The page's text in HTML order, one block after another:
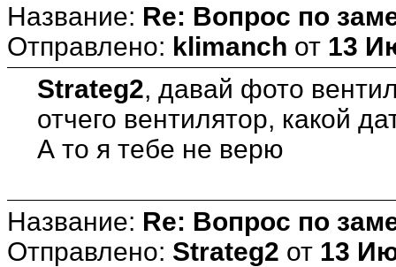
Название: Re: Вопрос по
Отправлено: klimanch от 13
Strateg2, давай фото
отчего вентилятор, какой
А то я тебе не верю
Название: Re: Вопрос по
Отправлено: Strateg2 от 13